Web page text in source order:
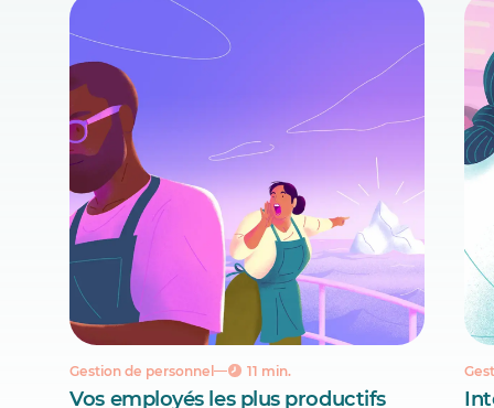
Gestion de personnel 11 min.
Vos employés les plus productifs